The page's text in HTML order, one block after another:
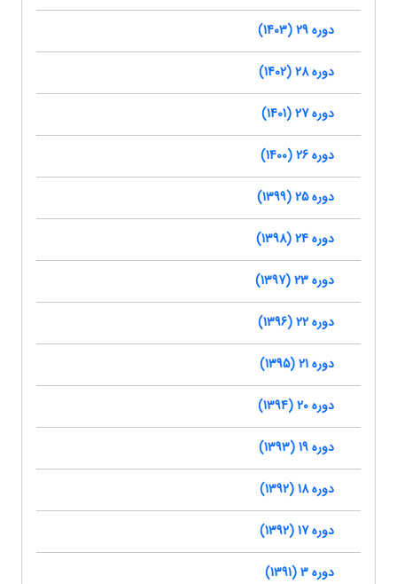
دوره 29 (1403)
دوره 28 (1402)
دوره 27 (1401)
دوره 26 (1400)
دوره 25 (1399)
دوره 24 (1398)
دوره 23 (1397)
دوره 22 (1396)
دوره 21 (1395)
دوره 20 (1394)
دوره 19 (1393)
دوره 18 (1392)
دوره 17 (1392)
دوره 3 (1391)